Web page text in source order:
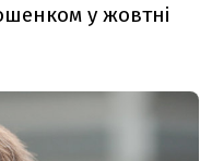
у жовтні